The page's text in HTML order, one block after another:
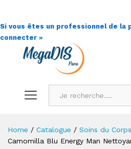
Si vous êtes un professionnel de la
connecter »
Home / Catalogue / Soins du Corps
Camomilla Blu Energy Man